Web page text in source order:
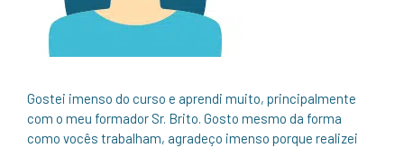
Gostei imenso do curso e aprendi muito, principalmente
com o meu formador Sr. Brito. Gosto mesmo da forma
como vocês trabalham, agradeço imenso porque realizei